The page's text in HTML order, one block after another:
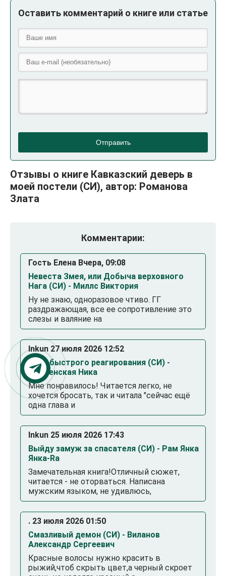
Оставить комментарий о книге или статье
Отправить
Отзывы о книге Кавказский деверь в
моей постели (СИ), автор: Романова
Злата
Комментарии:
Гость Елена Вчера, 09:08
Невеста Змея, или Добыча верховного
Нага (СИ) - Миллс Виктория
Ну не знаю, одноразовое чтиво. ГГ
раздражающая, все ее сопротивление это
слезы и валяние на
Inkun 27 июля 2026 12:52
Папа быстрого реагирования (СИ) -
Оболенская Ника
Мне понравилось! Читается легко, не
хочется бросать, так и читала "сейчас ещё
одна глава и
Inkun 25 июля 2026 17:43
Выйду замуж за спасателя (СИ) - Рам Янка
Янка-Ra
Замечательная книга!Отличный сюжет,
читается - не оторваться. Написана
мужским языком, не удивлюсь,
. 23 июля 2026 01:50
Смазливый демон (СИ) - Виланов
Александр Сергеевич
Красные волосы нужно красить в
рыжий,чтоб скрыть цвет,а черный скроет